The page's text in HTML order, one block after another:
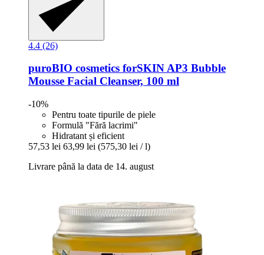
4.4 (26)
puroBIO cosmetics forSKIN AP3 Bubble
Mousse Facial Cleanser, 100 ml
-10%
Pentru toate tipurile de piele
Formulă "Fără lacrimi"
Hidratant și eficient
57,53 lei 63,99 lei (575,30 lei / l)
Livrare până la data de 14. august